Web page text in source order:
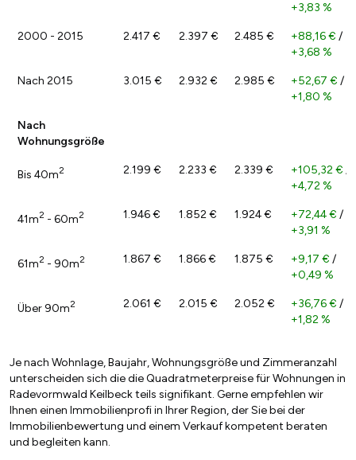
+3,83 %
2000 - 2015 2.417 € 2.397 € 2.485 € +88,16 € /
+3,68 %
Nach 2015 3.015 € 2.932 € 2.985 € +52,67 € /
+1,80 %
Nach
Wohnungsgröße
Bis 40m2 2.199 € 2.233 € 2.339 € +105,32 € /
+4,72 %
41m2 - 60m2 1.946 € 1.852 € 1.924 € +72,44 € /
+3,91 %
61m2 - 90m2 1.867 € 1.866 € 1.875 € +9,17 € /
+0,49 %
Über 90m2 2.061 € 2.015 € 2.052 € +36,76 € /
+1,82 %
Je nach Wohnlage, Baujahr, Wohnungsgröße und Zimmeranzahl
unterscheiden sich die die Quadratmeterpreise für Wohnungen in
Radevormwald Keilbeck teils signifikant. Gerne empfehlen wir
Ihnen einen Immobilienprofi in Ihrer Region, der Sie bei der
Immobilienbewertung und einem Verkauf kompetent beraten
und begleiten kann.